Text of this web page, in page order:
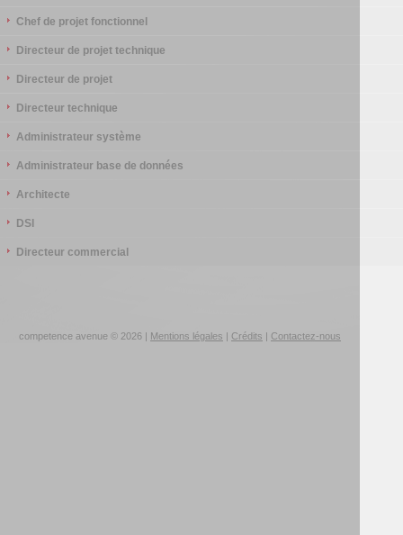
Chef de projet fonctionnel
Directeur de projet technique
Directeur de projet
Directeur technique
Administrateur système
Administrateur base de données
Architecte
DSI
Directeur commercial
competence avenue © 2026 | Mentions légales Crédits Contactez-nous